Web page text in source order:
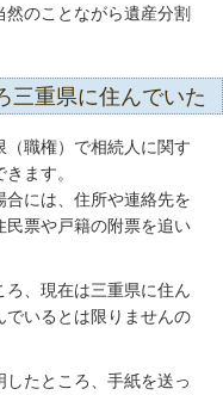
のことながら遺産分割
三重県に住んでいた
職権）で相続人に関す
ます。
には、住所や連絡先を
票や戸籍の附票を追い
、現在は三重県に住ん
でいるとは限りませんの
たところ、手紙を送っ